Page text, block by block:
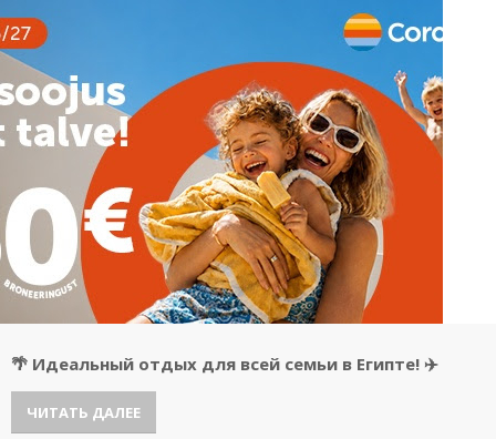
🌴 Идеальный отдых для всей семьи в Египте! ✈️
ЧИТАТЬ ДАЛЕЕ